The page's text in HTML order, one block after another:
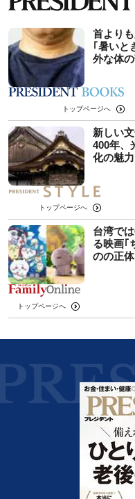
首より
｢暑いと
外な体
トップページへ
新しい
400年、
化の魅
トップページへ
台湾で
る映画｢
のの正体
トップページへ